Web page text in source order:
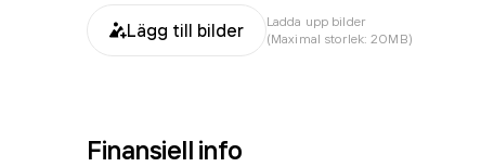
Lägg till bilder
Ladda upp bilder
(Maximal storlek: 20MB)
Finansiell info